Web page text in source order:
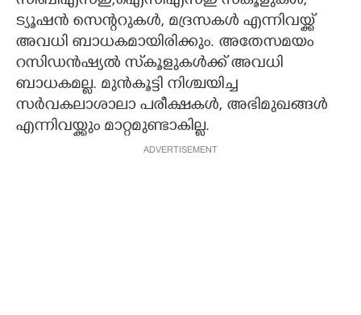
ട്യൂഷൻ സെന്ററുകൾ, മദ്രസകൾ എന്നിവയ്ക്ക്
അവധി ബാധകമായിരിക്കും. അതേസമയം
റസിഡൻഷ്യൽ സ്‌കൂളുകൾക്ക് അവധി
ബാധകമല്ല. മുൻകൂട്ടി നിശ്ചയിച്ച
സർവകലാശാലാ പരീക്ഷകൾ, അഭിമുഖങ്ങൾ
എന്നിവയ്ക്കും മാറ്റമുണ്ടാകില്ല.
ADVERTISEMENT